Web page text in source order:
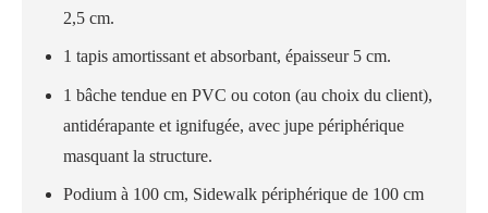
2,5 cm.
1 tapis amortissant et absorbant, épaisseur 5 cm.
1 bâche tendue en PVC ou coton (au choix du client),
antidérapante et ignifugée, avec jupe périphérique
masquant la structure.
Podium à 100 cm, Sidewalk périphérique de 100 cm